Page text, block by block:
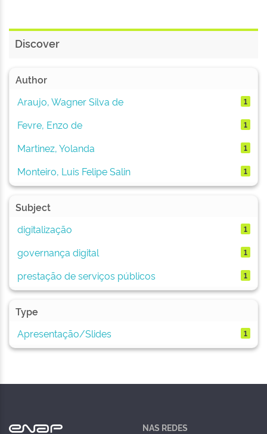
Discover
Author
Araujo, Wagner Silva de
1
Fevre, Enzo de 1
Martinez, Yolanda 1
Monteiro, Luis Felipe Salin 1
Subject
digitalização
1
governança digital 1
prestação de serviços públicos 1
Type
Apresentação/Slides
1
NAS REDES